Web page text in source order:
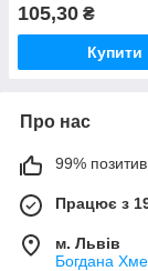
105,30 ₴
Купити
Про нас
99%
Працює з
м. Львів
Богдана